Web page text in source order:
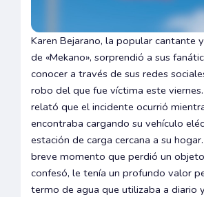
Karen Bejarano, la popular cantante
de «Mekano», sorprendió a sus
conocer a través de sus redes
robo del que fue víctima este
relató que el incidente ocurrió
encontraba cargando su vehículo
estación de carga cercana a su
breve momento que perdió un
confesó, le tenía un profundo valor
termo de agua que utilizaba a diario